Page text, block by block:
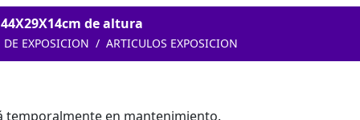
44X29X14cm de altura
DE EXPOSICION ARTICULOS EXPOSICION
temporalmente en mantenimiento.